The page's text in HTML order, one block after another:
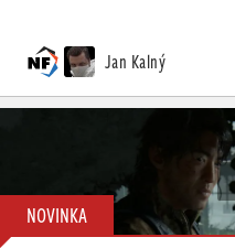
Jan Kalný
NOVINKA